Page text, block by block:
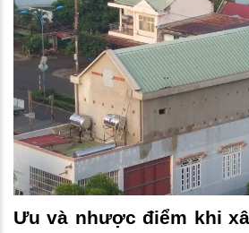
Ưu và nhược điểm khi